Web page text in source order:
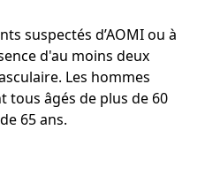
suspectés d’AOMI ou à
d'au moins deux
Les hommes
tous âgés de plus de 60
65 ans.